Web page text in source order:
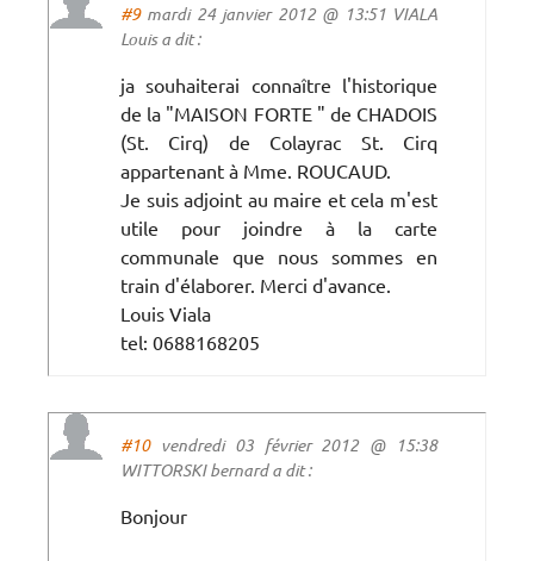
#9mardi 24 janvier 2012 @ 13:51 VIALA
Louis a dit :
ja souhaiterai connaître l'historique
de la "MAISON FORTE " de CHADOIS
(St. Cirq) de Colayrac St. Cirq
appartenant à Mme. ROUCAUD.
Je suis adjoint au maire et cela m'est
utile pour joindre à la carte
communale que nous sommes en
train d'élaborer. Merci d'avance.
Louis Viala
tel: 0688168205
#10vendredi 03 février 2012 @ 15:38
WITTORSKI bernard a dit :
Bonjour